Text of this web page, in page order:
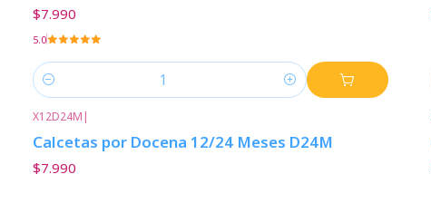
$7.990
5.0
Cantidad
X12D24M |
Calcetas por Docena 12/24 Meses D24M
$7.990